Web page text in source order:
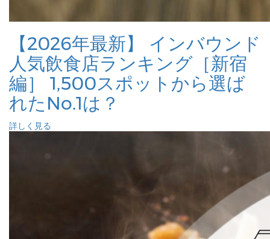
【2026年最新】 インバウンド
人気飲食店ランキング［新宿
編］ 1,500スポットから選ば
れたNo.1は？
詳しく見る